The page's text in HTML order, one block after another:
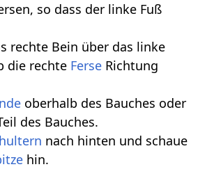
so dass der linke Fuß
rechte Bein über das linke
die rechte Ferse Richtung
oberhalb des Bauches oder
des Bauches.
nach hinten und schaue
hin.